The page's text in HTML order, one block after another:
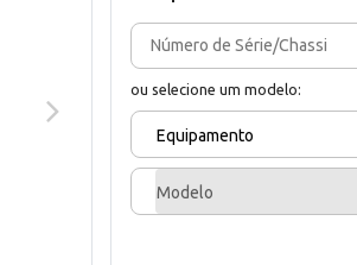
ou selecione um modelo:
Equipamento
Modelo